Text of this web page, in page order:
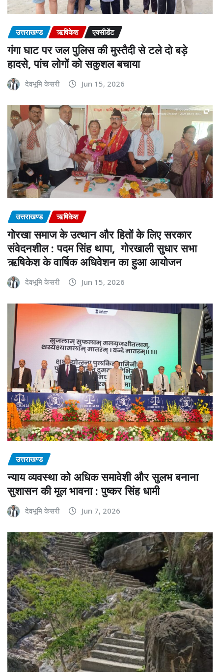
उत्तराखण्ड ऋषिकेश एक्सीडेंट
गंगा घाट पर जल पुलिस की मुस्तैदी से टले दो बड़े
हादसे, पांच लोगों को सकुशल बचाया
देवभूमि केसरी Jun 15, 2026
उत्तराखण्ड ऋषिकेश
गोरखा समाज के उत्थान और हितों के लिए सरकार
संवेदनशील : पदम सिंह थापा, गोरखाली सुधार सभा
ऋषिकेश के वार्षिक अधिवेशन का हुआ आयोजन
देवभूमि केसरी Jun 15, 2026
उत्तराखण्ड
न्याय व्यवस्था को अधिक समावेशी और सुलभ बनाना
सुशासन की मूल भावना : पुष्कर सिंह धामी
देवभूमि केसरी Jun 7, 2026